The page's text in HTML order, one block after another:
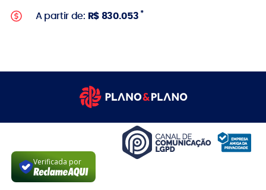
A partir de: R$ 830.053 *
Verificada por